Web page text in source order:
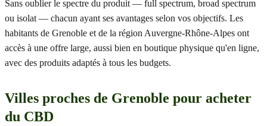
Sans oublier le spectre du produit — full spectrum, broad spectrum
ou isolat — chacun ayant ses avantages selon vos objectifs. Les
habitants de Grenoble et de la région Auvergne-Rhône-Alpes ont
accès à une offre large, aussi bien en boutique physique qu'en ligne,
avec des produits adaptés à tous les budgets.
Villes proches de Grenoble pour acheter
du CBD